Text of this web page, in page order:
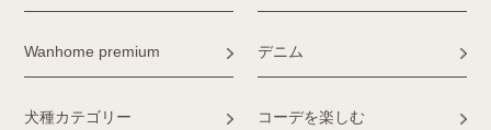
Wanhome premium デニム
犬種カテゴリー コーデを楽しむ